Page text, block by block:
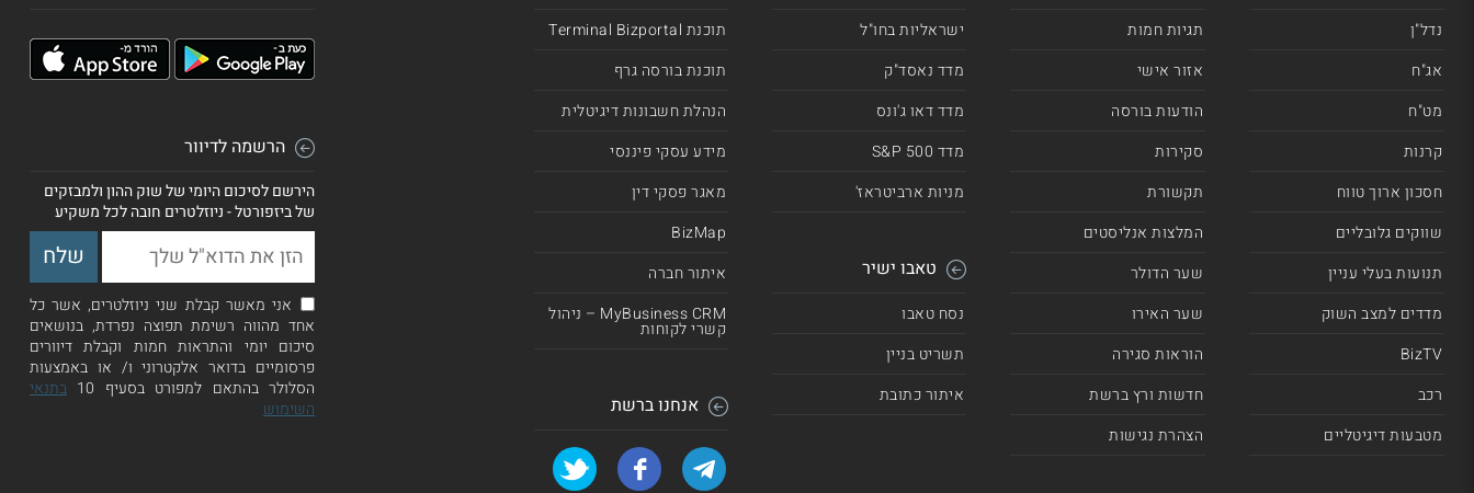
נדל"ן
אג"ח
מט"ח
קרנות
חסכון ארוך טווח
שווקים גלובליים
תנועות בעלי עניין
מדדים למצב השוק
BizTV
רכב
מטבעות דיגיטליים
תגיות חמות
אזור אישי
הודעות בורסה
סקירות
תקשורת
המלצות אנליסטים
שער הדולר
שער האירו
הוראות סגירה
חדשות ורץ ברשת
הצהרת נגישות
ישראליות בחו"ל
מדד נאסד"ק
מדד דאו ג'ונס
מדד 500 S&P
מניות ארביטראז'
טאבו ישיר
נסח טאבו
תשריט בניין
איתור כתובת
תוכנת Terminal Bizportal
תוכנת בורסה גרף
הנהלת חשבונות דיגיטלית
מידע עסקי פיננסי
מאגר פסקי דין
BizMap
איתור חברה
MyBusiness CRM – ניהול
קשרי לקוחות
אנחנו ברשת
הרשמה לדיוור
הירשם לסיכום היומי של שוק ההון ולמבזקים
של ביזפורטל - ניוזלטרים חובה לכל משקיע
אני מאשר קבלת שני ניוזלטרים, אשר כל
אחד מהווה רשימת תפוצה נפרדת, בנושאים
סיכום יומי והתראות חמות וקבלת דיוורים
פרסומיים בדואר אלקטרוני ו/ או באמצעות
הסלולר בהתאם למפורט בסעיף 10
בתנאי
השימוש